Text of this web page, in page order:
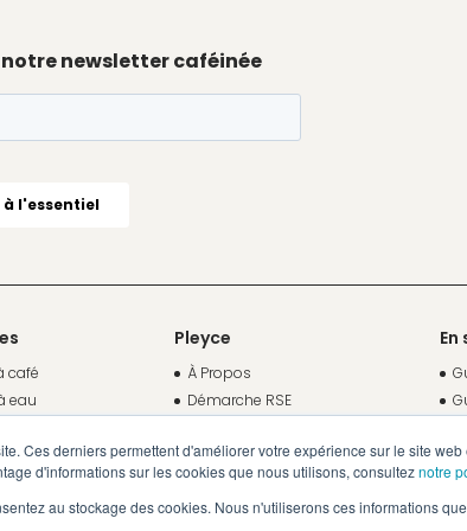
Ces derniers permettent d'améliorer votre expérience sur le site
d'informations sur les cookies que nous utilisons, consulteznotre
au stockage des cookies. Nous n'utiliserons ces informations
newsletter caféinée
café
eau
café en grains
Pleyce
À Propos
Démarche RSE
Partenaires
Carrières
En